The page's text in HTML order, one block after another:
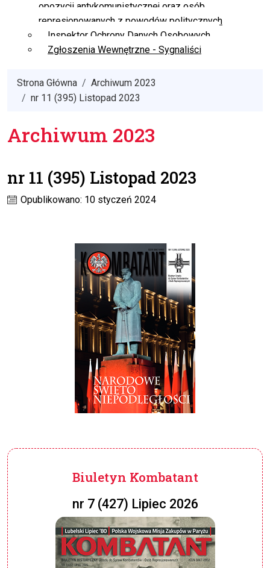
opozycji antykomunistycznej oraz osób
represjonowanych z powodów politycznych
Inspektor Ochrony Danych Osobowych
Zgłoszenia Wewnętrzne - Sygnaliści
Strona Główna
Archiwum 2023
nr 11 (395) Listopad 2023
Archiwum 2023
nr 11 (395) Listopad 2023
Opublikowano: 10 styczeń 2024
Biuletyn Kombatant
nr 7 (427) Lipiec 2026